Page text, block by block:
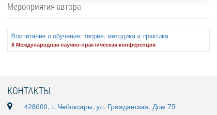
Мероприятия автора
Воспитание и обучение: теория, методика и практика
X Международная научно-практическая конференция
КОНТАКТЫ
428000, г. Чебоксары, ул. Гражданская, Дом 75